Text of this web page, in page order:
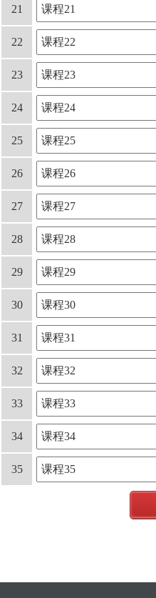
21
22
23
24
25
26
27
28
29
30
31
32
33
34
35